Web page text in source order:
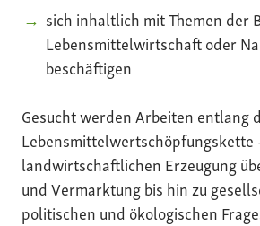
sich inhaltlich mit Themen der
Lebensmittelwirtschaft oder
beschäftigen
Gesucht werden Arbeiten entlang
Lebensmittelwertschöpfungskette
landwirtschaftlichen Erzeugung
und Vermarktung bis hin zu
politischen und ökologischen